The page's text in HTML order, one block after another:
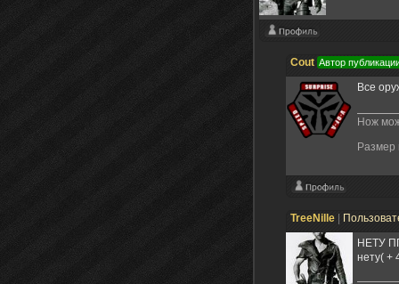
Cout Автор
Все
Нож
Размер
TreeNille
НЕТУ
нету( +